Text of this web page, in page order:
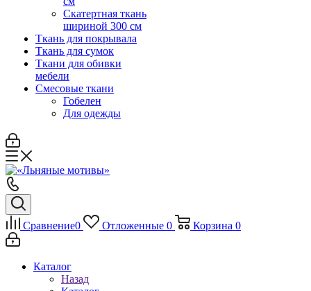
Скатертная ткань
шириной 300 см
Ткань для покрывала
Ткань для сумок
Ткани для обивки
мебели
Смесовые ткани
Гобелен
Для одежды
Сравнение0 Отложенные 0 Корзина 0
Каталог
Назад